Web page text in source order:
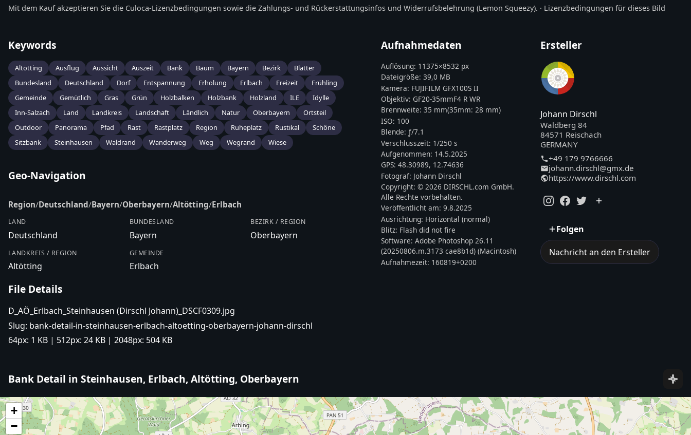
Mit dem Kauf akzeptieren Sie die Culoca-Lizenzbedingungen sowie die Zahlungs- und Rückerstattungsinfos und Widerrufsbelehrung (Lemon Squeezy). · Lizenzbedingungen für dieses Bild
Keywords
Altötting Ausflug Aussicht Auszeit Bank Baum Bayern Bezirk
Blätter
Bundesland
Deutschland Dorf Entspannung Erholung Erlbach Freizeit
Frühling
Gemeinde
Gemütlich Gras Grün Holzbalken Holzbank Holzland ILE
Idylle
Inn-Salzach
Land Landkreis Landschaft Ländlich Natur Oberbayern
Ortsteil
Outdoor
Panorama Pfad Rast Rastplatz Region Ruheplatz Rustikal
Schöne
Sitzbank
Steinhausen Waldrand Wanderweg Weg Wegrand Wiese
Geo-Navigation
Region/Deutschland/Bayern/Oberbayern/Altötting/Erlbach
LAND
Deutschland
BUNDESLAND
Bayern
BEZIRK / REGION
Oberbayern
LANDKREIS / REGION
Altötting
GEMEINDE
Erlbach
File Details
D_AÖ_Erlbach_Steinhausen (Dirschl Johann)_DSCF0309.jpg
Slug: bank-detail-in-steinhausen-erlbach-altoetting-oberbayern-johann-dirschl
64px: 1 KB | 512px: 24 KB | 2048px: 504 KB
Aufnahmedaten
Auflösung: 11375×8532 px
Dateigröße:39,0 MB
Kamera: FUJIFILM GFX100S II
Objektiv:GF20-35mmF4 R WR
Brennweite:35 mm(35mm:28 mm)
ISO: 100
Blende: ƒ/7.1
Verschlusszeit: 1/250 s
Aufgenommen: 14.5.2025
GPS:48.30989, 12.74636
Fotograf: Johann Dirschl
Copyright:© 2026 DIRSCHL.com GmbH.
Alle Rechte vorbehalten.
Veröffentlicht am:9.8.2025
Ausrichtung: Horizontal (normal)
Blitz: Flash did not fire
Software:Adobe Photoshop 26.11
(20250806.m.3173 cae8b1d) (Macintosh)
Aufnahmezeit: 160819+0200
Ersteller
Johann Dirschl
Waldberg 84
84571 Reischach
GERMANY
+49 179 9766666
johann.dirschl@gmx.de
https://www.dirschl.com
Folgen
Nachricht an den Ersteller
Bank Detail in Steinhausen, Erlbach, Altötting, Oberbayern
+
−